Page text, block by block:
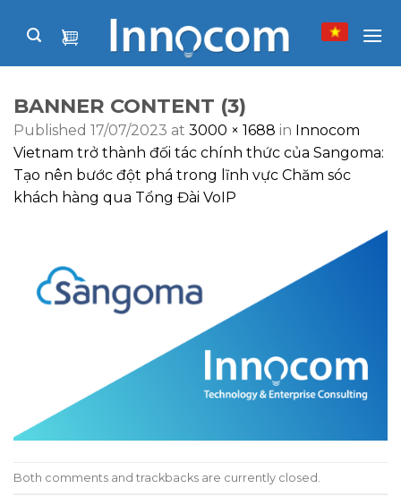
BANNER CONTENT (3)
Published 17/07/2023 at 3000 × 1688 in Innocom
Vietnam trở thành đối tác chính thức của Sangoma:
Tạo nên bước đột phá trong lĩnh vực Chăm sóc
khách hàng qua Tổng Đài VoIP
Both comments and trackbacks are currently closed.